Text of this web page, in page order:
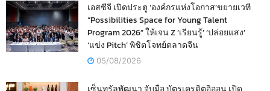
เอสซีจี เปิดประตู ‘องค์กรแห่งโอกาส’ขยายเวที
“Possibilities Space for Young Talent
Program 2026” ให้เจน Z ‘เรียนรู้’ ‘ปล่อยแสง’
‘แข่ง Pitch’ พิชิตโจทย์ตลาดจีน
05/08/2026